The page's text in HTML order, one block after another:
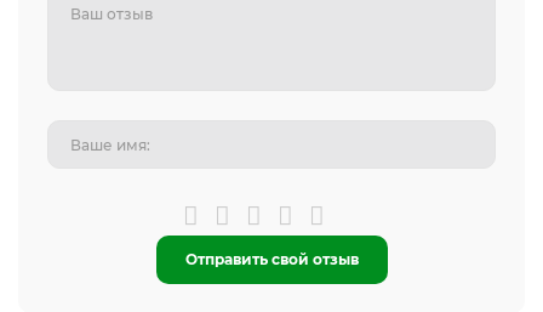
Отправить свой отзыв